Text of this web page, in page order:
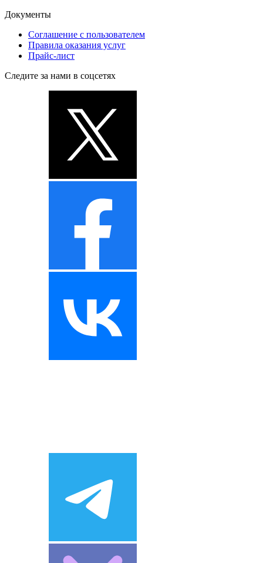
Документы
Соглашение с пользователем
Правила оказания услуг
Прайс-лист
Следите за нами в соцсетях